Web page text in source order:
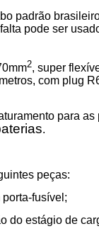
padrão
pode ser
2, super
com plug
para
.
peças:
fusível;
do estágio de